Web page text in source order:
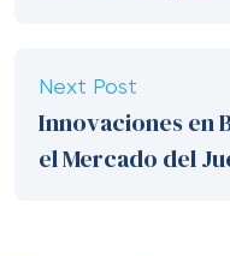
Next Post
Innovaciones en
el Mercado del